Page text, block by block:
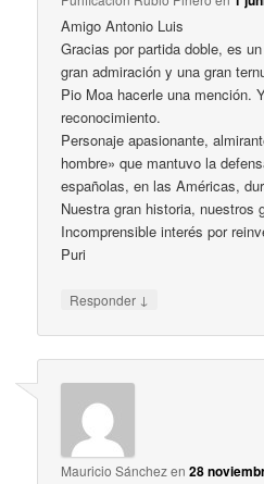
Amigo Antonio Luis
Gracias por partida doble, es
gran admiración y una gran
Pio Moa hacerle una mención.
reconocimiento.
Personaje apasionante,
hombre» que mantuvo la
españolas, en las Américas,
Nuestra gran historia, nuestros
Incomprensible interés por
Puri
Responder ↓
Mauricio Sánchezen28